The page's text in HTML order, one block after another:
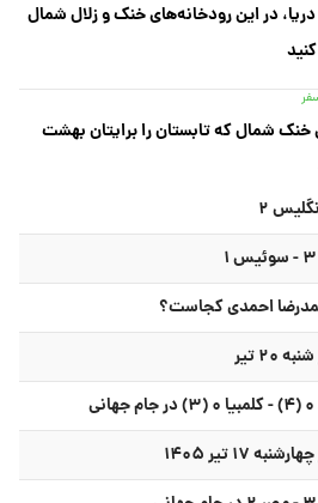
در این رودخانه‌های خنک و زلال شمال
خنک شمال که تابستان را برایتان بهشت
احمدی کجاست؟
تیر
۱۷ تیر ۱۴۰۵